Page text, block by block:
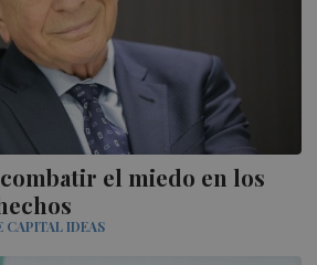
el miedo en los
CAPITAL IDEAS